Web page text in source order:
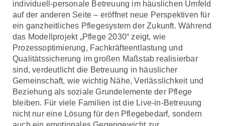
individuell-personale Betreuung im häuslichen Umfeld
auf der anderen Seite – eröffnet neue Perspektiven für
ein ganzheitliches Pflegesystem der Zukunft. Während
das Modellprojekt „Pflege 2030“ zeigt, wie
Prozessoptimierung, Fachkräfteentlastung und
Qualitätssicherung im großen Maßstab realisierbar
sind, verdeutlicht die Betreuung in häuslicher
Gemeinschaft, wie wichtig Nähe, Verlässlichkeit und
Beziehung als soziale Grundelemente der Pflege
bleiben. Für viele Familien ist die Live-in-Betreuung
nicht nur eine Lösung für den Pflegebedarf, sondern